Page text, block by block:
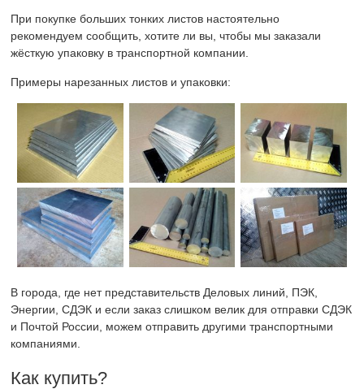
При покупке больших тонких листов настоятельно
рекомендуем сообщить, хотите ли вы, чтобы мы заказали
жёсткую упаковку в транспортной компании.
Примеры нарезанных листов и упаковки:
В города, где нет представительств Деловых линий, ПЭК,
Энергии, СДЭК и если заказ слишком велик для отправки СДЭК
и Почтой России, можем отправить другими транспортными
компаниями.
Как купить?